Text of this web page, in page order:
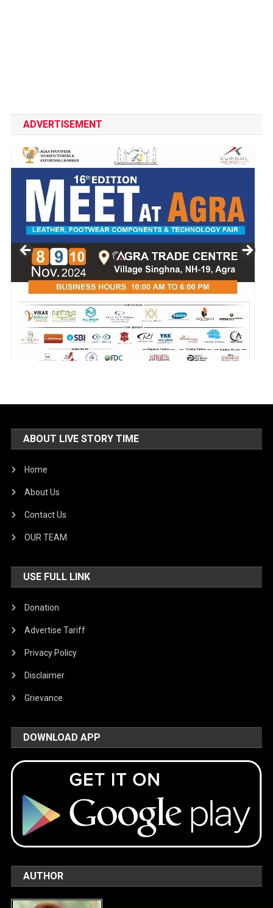
ADVERTISEMENT
ABOUT LIVE STORY TIME
Home
About Us
Contact Us
OUR TEAM
USE FULL LINK
Donation
Advertise Tariff
Privacy Policy
Disclaimer
Grievance
DOWNLOAD APP
AUTHOR